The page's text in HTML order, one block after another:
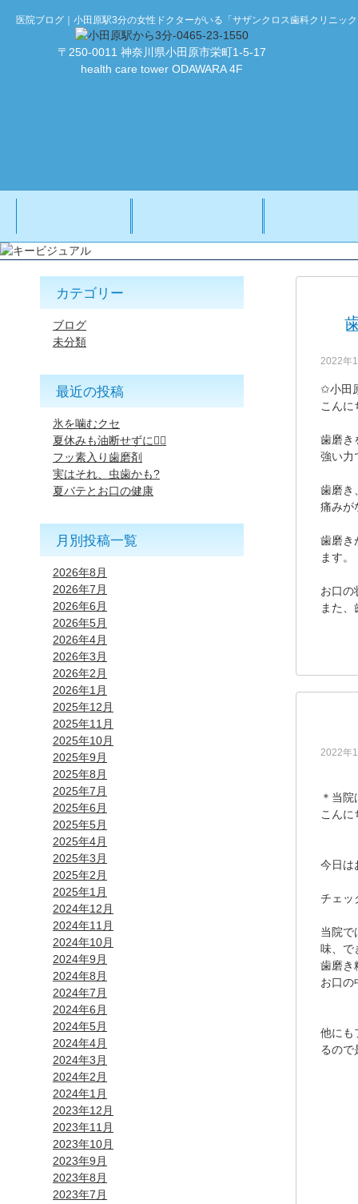
医院ブログ｜小田原駅3分の女性ドクターがいる「サザンクロス歯科クリニッ
〒250-0011 神奈川県小田原市栄町1-5-17
health care tower ODAWARA 4F
カテゴリー
ブログ
未分類
最近の投稿
氷を噛むクセ
夏休みも油断せずに🙇‍♂️
フッ素入り歯磨剤
実はそれ、虫歯かも?
夏バテとお口の健康
月別投稿一覧
2026年8月
2026年7月
2026年6月
2026年5月
2026年4月
2026年3月
2026年2月
2026年1月
2025年12月
2025年11月
2025年10月
2025年9月
2025年8月
2025年7月
2025年6月
2025年5月
2025年4月
2025年3月
2025年2月
2025年1月
2024年12月
2024年11月
2024年10月
2024年9月
2024年8月
2024年7月
2024年6月
2024年5月
2024年4月
2024年3月
2024年2月
2024年1月
2023年12月
2023年11月
2023年10月
2023年9月
2023年8月
2023年7月
2022年
✩小田
こん
歯磨き
強い力
歯磨き
痛みが
歯磨き
ます。
お口の
また
2022年
＊当
こん
今日は
チェッ
当院で
味、で
歯磨き
お口の
他にも
るので